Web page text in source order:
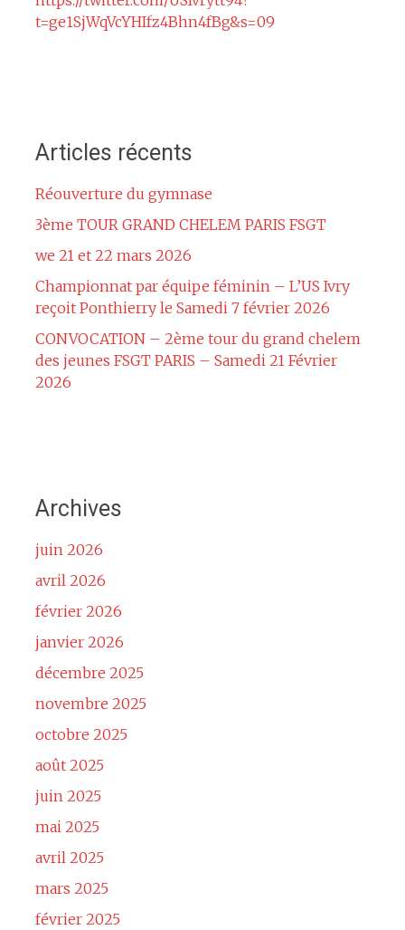
t=ge1SjWqVcYHIfz4Bhn4fBg&s=09
Articles récents
Réouverture du gymnase
3ème TOUR GRAND CHELEM PARIS FSGT
we 21 et 22 mars 2026
Championnat par équipe féminin – L’US Ivry
reçoit Ponthierry le Samedi 7 février 2026
CONVOCATION – 2ème tour du grand chelem
des jeunes FSGT PARIS – Samedi 21 Février
2026
Archives
juin 2026
avril 2026
février 2026
janvier 2026
décembre 2025
novembre 2025
octobre 2025
août 2025
juin 2025
mai 2025
avril 2025
mars 2025
février 2025